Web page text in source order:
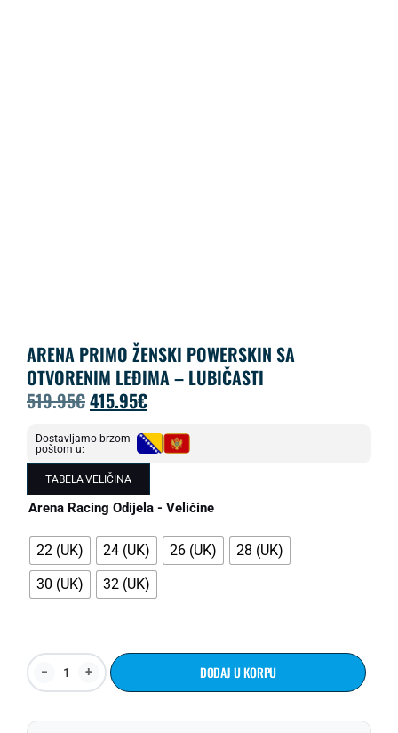
ARENA PRIMO ŽENSKI POWERSKIN SA
OTVORENIM LEĐIMA – LUBIČASTI
519.95€415.95€
Dostavljamo brzom
poštom u:
TABELA VELIČINA
Arena Racing Odijela - Veličine
22 (UK) 24 (UK) 26 (UK)
28 (UK)
30 (UK)
32 (UK)
DODAJ U KORPU